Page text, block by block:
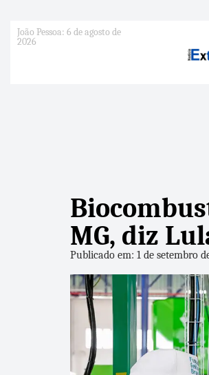
João Pessoa: 6 de agosto de
2026
MG, diz
Publicado em: 1 de setembro